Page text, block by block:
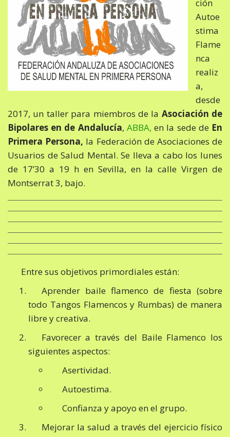
ción
Autoe
stima
Flame
nca
realiz
a,
desde
2017, un taller para miembros de la Asociación de
Bipolares en de Andalucía, ABBA, en la sede de En
Primera Persona, la Federación de Asociaciones de
Usuarios de Salud Mental. Se lleva a cabo los lunes
de 17’30 a 19 h en Sevilla, en la calle Virgen de
Montserrat 3, bajo.
Entre sus objetivos primordiales están:
Aprender baile flamenco de fiesta (sobre
todo Tangos Flamencos y Rumbas) de manera
libre y creativa.
Favorecer a través del Baile Flamenco los
siguientes aspectos:
Asertividad.
Autoestima.
Confianza y apoyo en el grupo.
Mejorar la salud a través del ejercicio físico